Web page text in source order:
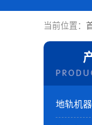
当前位置：
地轨机